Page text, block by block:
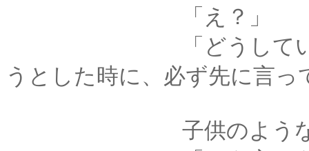
「え？」
「どうしていつも薫
うとした時に、必ず先に言
子供のような物言い